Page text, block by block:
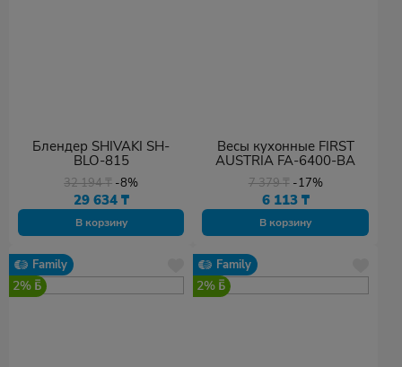
Блендер SHIVAKI SH-
BLO-815
32 194₸ -8%
29 634 ₸
В корзину
Весы кухонные FIRST
AUSTRIA FA-6400-BA
7 379₸ -17%
6 113 ₸
В корзину
Family
2%
Family
2%